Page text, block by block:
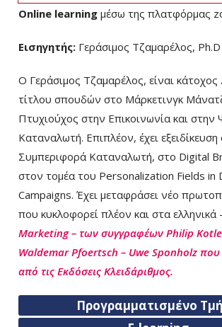
Online learning μέσω της πλατφόρμας
Εισηγητής: Γεράσιμος Τζαμαρέλος, Ph.D
Ο Γεράσιμος Τζαμαρέλος, είναι κάτοχος
τίτλου σπουδών στο Μάρκετινγκ
Πτυχιούχος στην Επικοινωνία και στην
Καταναλωτή. Επιπλέον, έχει εξειδίκευση
Συμπεριφορά Καταναλωτή, στο Digital
στον τομέα του Personalization Fields in
Campaigns. Έχει μεταφράσει νέο
που κυκλοφορεί πλέον και στα ελληνικά
Marketing – των συγγραφέων Philip
Waldemar Pfoertsch – Uwe Sponholz που
από τις Εκδόσεις Κλειδάριθμος.
Προγραμματισμένο